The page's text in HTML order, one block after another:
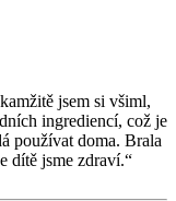
jsem si všiml,
ingrediencí, což je
používat doma. Brala
dítě jsme zdraví.“